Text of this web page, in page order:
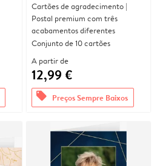
Cartões de agradecimento |
Postal premium com três
acabamentos diferentes
Conjunto de 10 cartões
A partir de
12,99 €
offers Preços Sempre Baixos